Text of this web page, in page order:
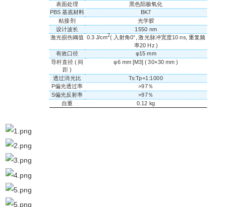
表面处理
黑色阳极氧化
PBS 基底材料
BK7
粘接剂
光学胶
设计波长
1550 nm
激光损伤阈值 0.3 J/cm2( 入射角0°, 激光脉冲宽度10 ns, 重复频
率20 Hz )
有效口径
φ15 mm
导杆直径 ( 间
距 )
φ6 mm [M3] ( 30×30 mm )
透过消光比 Ts:Tp=1:1000
P偏光透过率
>97％
S偏光反射率
>97％
自重
0.12 kg